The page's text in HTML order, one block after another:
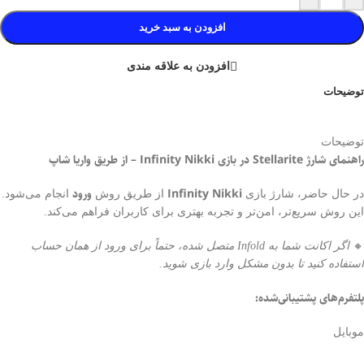
افزودن به سبد خرید
افزودن به علاقه مندی
توضیحات
توضیحات
راهنمای شارژ Stellarite در بازی Infinity Nikki – از طریق واریا شاپ
در حال حاضر، شارژ بازی Infinity Nikki از طریق روش ورود انجام می‌شود.
این روش سریع‌تر، امن‌تر و تجربه بهتری برای کاربران فراهم می‌کند.
🔸
اگر اکانت شما به Infold متصل شده، حتماً برای ورود از همان حساب
استفاده کنید تا بدون مشکل وارد بازی شوید.
پلتفرم‌های پشتیبانی‌شده:
موبایل